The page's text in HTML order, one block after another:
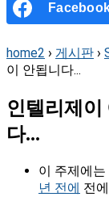
home2 › 게시판 ›
이 안됩니다...
인텔리제이
다...
이 주제에
년 전에 전